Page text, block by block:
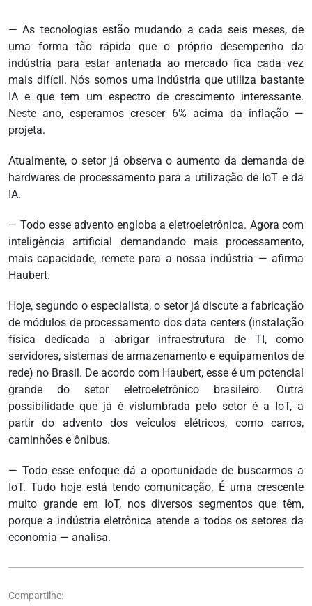
— As tecnologias estão mudando a cada seis meses, de
uma forma tão rápida que o próprio desempenho da
indústria para estar antenada ao mercado fica cada vez
mais difícil. Nós somos uma indústria que utiliza bastante
IA e que tem um espectro de crescimento interessante.
Neste ano, esperamos crescer 6% acima da inflação —
projeta.
Atualmente, o setor já observa o aumento da demanda de
hardwares de processamento para a utilização de IoT e da
IA.
— Todo esse advento engloba a eletroeletrônica. Agora com
inteligência artificial demandando mais processamento,
mais capacidade, remete para a nossa indústria — afirma
Haubert.
Hoje, segundo o especialista, o setor já discute a fabricação
de módulos de processamento dos data centers (instalação
física dedicada a abrigar infraestrutura de TI, como
servidores, sistemas de armazenamento e equipamentos de
rede) no Brasil. De acordo com Haubert, esse é um potencial
grande do setor eletroeletrônico brasileiro. Outra
possibilidade que já é vislumbrada pelo setor é a IoT, a
partir do advento dos veículos elétricos, como carros,
caminhões e ônibus.
— Todo esse enfoque dá a oportunidade de buscarmos a
IoT. Tudo hoje está tendo comunicação. É uma crescente
muito grande em IoT, nos diversos segmentos que têm,
porque a indústria eletrônica atende a todos os setores da
economia — analisa.
Compartilhe: